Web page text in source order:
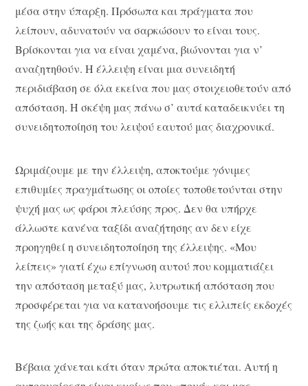
μέσα στην ύπαρξη. Πρόσωπα και πράγματα που
λείπουν, αδυνατούν να σαρκώσουν το είναι τους.
Βρίσκονται για να είναι χαμένα, βιώνονται για ν’
αναζητηθούν. Η έλλειψη είναι μια συνειδητή
περιδιάβαση σε όλα εκείνα που μας στοιχειοθετούν από
απόσταση. Η σκέψη μας πάνω σ’ αυτά καταδεικνύει τη
συνειδητοποίηση του λειψού εαυτού μας διαχρονικά.
Ωριμάζουμε με την έλλειψη, αποκτούμε γόνιμες
επιθυμίες πραγμάτωσης οι οποίες τοποθετούνται στην
ψυχή μας ως φάροι πλεύσης προς. Δεν θα υπήρχε
άλλωστε κανένα ταξίδι αναζήτησης αν δεν είχε
προηγηθεί η συνειδητοποίηση της έλλειψης. «Μου
λείπεις» γιατί έχω επίγνωση αυτού που κομματιάζει
την απόσταση μεταξύ μας, λυτρωτική απόσταση που
προσφέρεται για να κατανοήσουμε τις ελλιπείς εκδοχές
της ζωής και της δράσης μας.
Βέβαια χάνεται κάτι όταν πρώτα αποκτιέται. Αυτή η